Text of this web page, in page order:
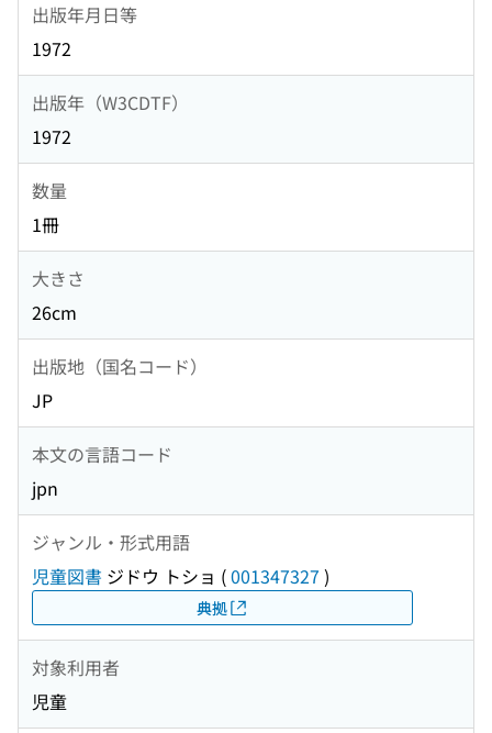
出版年月日等
1972
出版年（W3CDTF）
1972
数量
1冊
大きさ
26cm
出版地（国名コード）
JP
本文の言語コード
jpn
ジャンル・形式用語
児童図書 ジドウ トショ (001347327 )
典拠
対象利用者
児童